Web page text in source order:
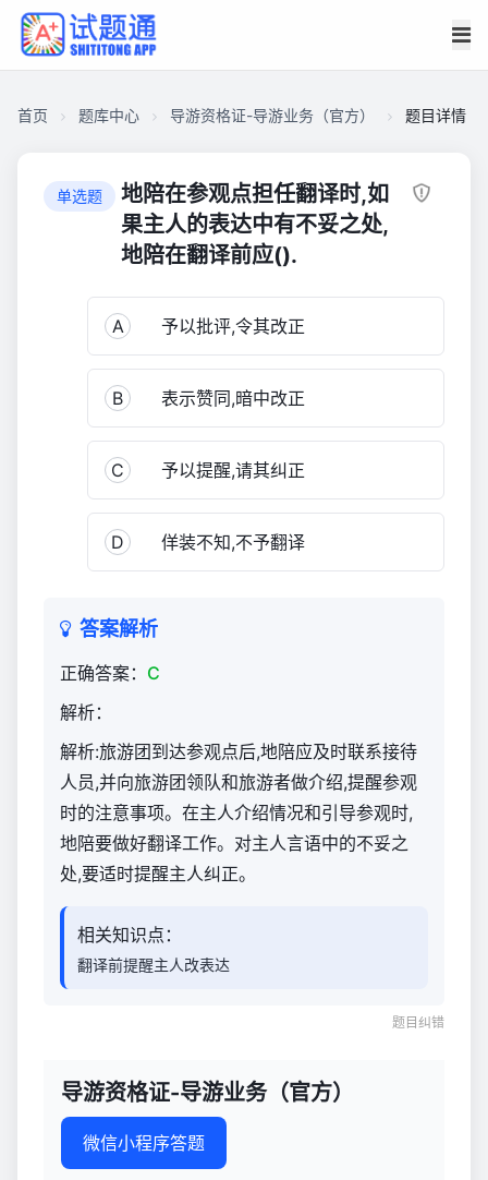
首页 题库中心 导游资格证-导游业务（官方） 题目详情
单选题
地陪在参观点担任翻译时,如
果主人的表达中有不妥之处,
地陪在翻译前应().
A 予以批评,令其改正
B 表示赞同,暗中改正
C 予以提醒,请其纠正
D 佯装不知,不予翻译
答案解析
正确答案： C
解析：
解析:旅游团到达参观点后,地陪应及时联系接待
人员,并向旅游团领队和旅游者做介绍,提醒参观
时的注意事项。在主人介绍情况和引导参观时,
地陪要做好翻译工作。对主人言语中的不妥之
处,要适时提醒主人纠正。
相关知识点：
翻译前提醒主人改表达
题目纠错
导游资格证-导游业务（官方）
微信小程序答题